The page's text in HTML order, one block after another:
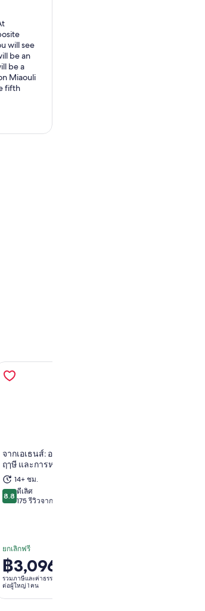
will see
be an
be a
Miaouli
fifth
จากเอเธนส์: อารามเมเทโอรา ถ้ำ
ฤๅษี และการหลบหนีริมทะเล
14+ ชม.
8.88.8 จาก 10
ดีเลิศ
175 รีวิวจาก
ยกเลิกฟรี
ราคา
อยู่
฿3,096
รวมภาษีและค่าธรรมเนียม
ต่อผู้ใหญ่ 1 คน